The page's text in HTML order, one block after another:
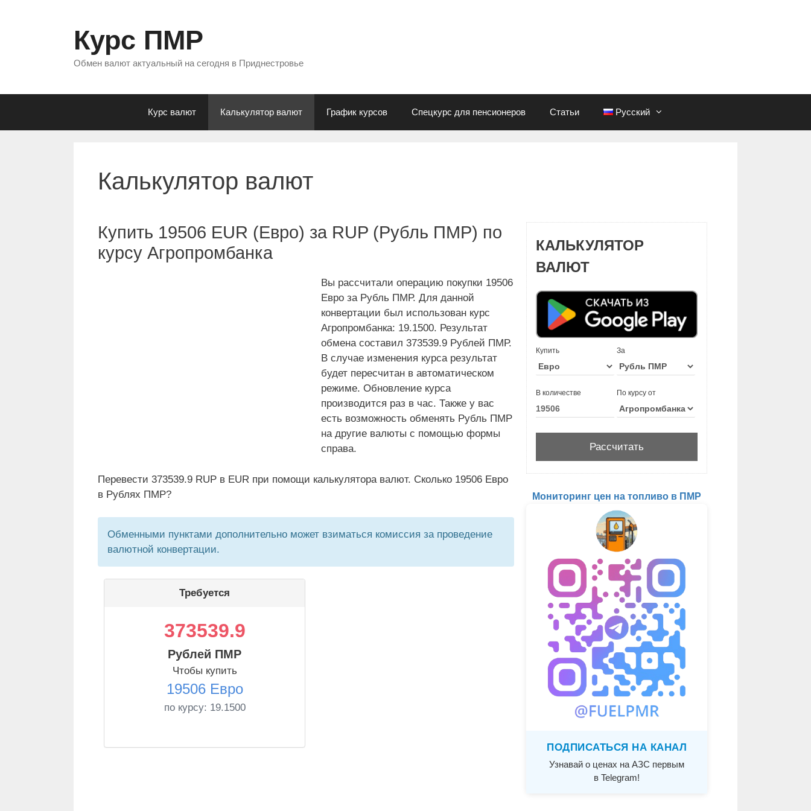
Курс ПМР
Обмен валют актуальный на сегодня в Приднестровье
Курс валют Калькулятор валют График курсов Спецкурс для пенсионеров Статьи Русский
Калькулятор валют
Купить 19506 EUR (Евро) за RUP (Рубль ПМР) по
курсу Агропромбанка
Вы рассчитали операцию покупки 19506
Евро за Рубль ПМР. Для данной
конвертации был использован курс
Агропромбанка: 19.1500. Результат
обмена составил 373539.9 Рублей ПМР.
В случае изменения курса результат
будет пересчитан в автоматическом
режиме. Обновление курса
производится раз в час. Также у вас
есть возможность обменять Рубль ПМР
на другие валюты с помощью формы
справа.
Перевести 373539.9 RUP в EUR при помощи калькулятора валют. Сколько 19506 Евро
в Рублях ПМР?
Обменными пунктами дополнительно может взиматься комиссия за проведение
валютной конвертации.
Требуется
373539.9
Рублей ПМР
Чтобы купить
19506 Евро
по курсу: 19.1500
КАЛЬКУЛЯТОР
ВАЛЮТ
Купить За
В количестве По курсу от
Мониторинг цен на топливо в ПМР
ПОДПИСАТЬСЯ НА КАНАЛ
Узнавай о ценах на АЗС первым
в Telegram!